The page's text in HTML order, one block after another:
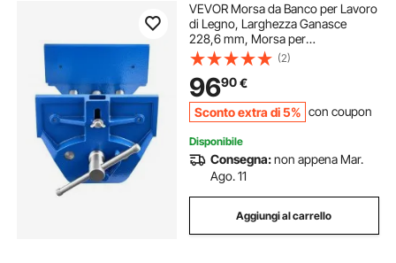
VEVOR Morsa da Banco per Lavoro
di Legno, Larghezza Ganasce
228,6 mm, Morsa per
Falegnameria da Banco per Legno a
Sgancio Rapido, con Arresto
Anteriore Regolabile per Foratura
(2)
9690€
Sconto extra di 5% con coupon
Disponibile
Consegna:non appena Mar.
Ago. 11
Aggiungi al carrello